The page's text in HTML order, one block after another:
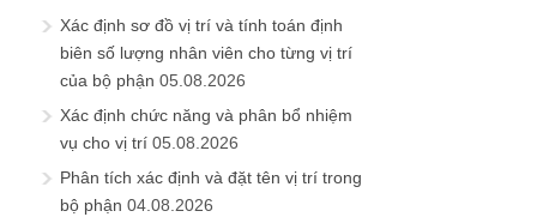
Xác định sơ đồ vị trí và tính toán định
biên số lượng nhân viên cho từng vị trí
của bộ phận 05.08.2026
Xác định chức năng và phân bổ nhiệm
vụ cho vị trí 05.08.2026
Phân tích xác định và đặt tên vị trí trong
bộ phận 04.08.2026